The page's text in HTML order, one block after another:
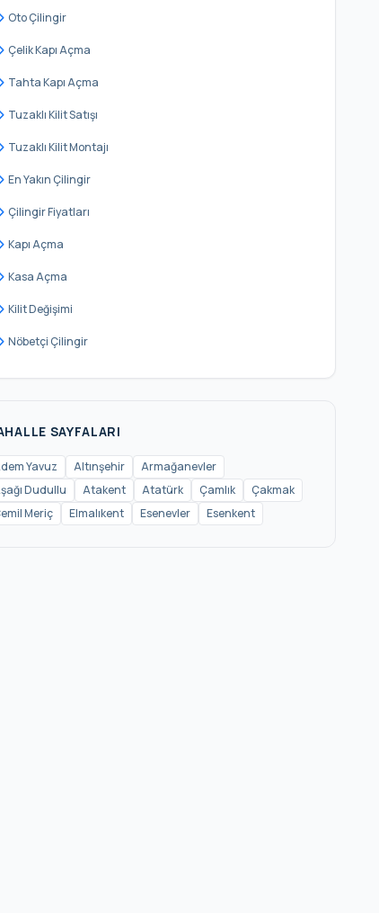
Site
Şerifali
Tantavi
Tatlısu
Oto Çilingir
Çelik Kapı Açma
Tahta Kapı Açma
Tuzaklı Kilit Satışı
Tuzaklı Kilit Montajı
En Yakın Çilingir
Çilingir Fiyatları
Kapı Açma
Kasa Açma
Kilit Değişimi
Nöbetçi Çilingir
SAYFALARI
Yavuz Altınşehir
Armağanevler
Dudullu
Atakent Atatürk Çamlık
Çakmak
Meriç
Elmalıkent Esenevler Esenkent